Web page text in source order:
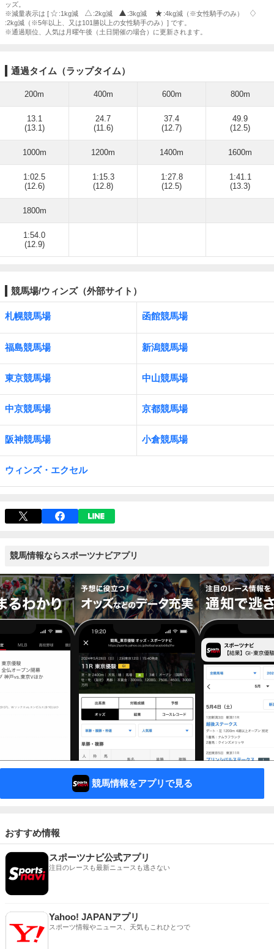
ッズ。
※減量表示は [
:1kg減 :2kg減 :3kg減
:4kg減（※女性騎手のみ）
:2kg減（※5年以上、又は101勝以上の女性騎手のみ）] です。
※通過順位、人気は月曜午後（土日開催の場合）に更新されます。
通過タイム（ラップタイム）
200m 400m 600m 800m
13.1
(13.1)
24.7
(11.6)
37.4
(12.7)
49.9
(12.5)
1000m 1200m 1400m 1600m
1:02.5
(12.6)
1:15.3
(12.8)
1:27.8
(12.5)
1:41.1
(13.3)
1800m
1:54.0
(12.9)
競馬場/ウィンズ（外部サイト）
札幌競馬場 函館競馬場
福島競馬場 新潟競馬場
東京競馬場 中山競馬場
中京競馬場 京都競馬場
阪神競馬場 小倉競馬場
ウィンズ・エクセル
競馬情報ならスポーツナビアプリ
競馬情報をアプリで見る
おすすめ情報
スポーツナビ公式アプリ
注目のレースも最新ニュースも逃さない
Yahoo! JAPANアプリ
スポーツ情報やニュース、天気もこれひとつで